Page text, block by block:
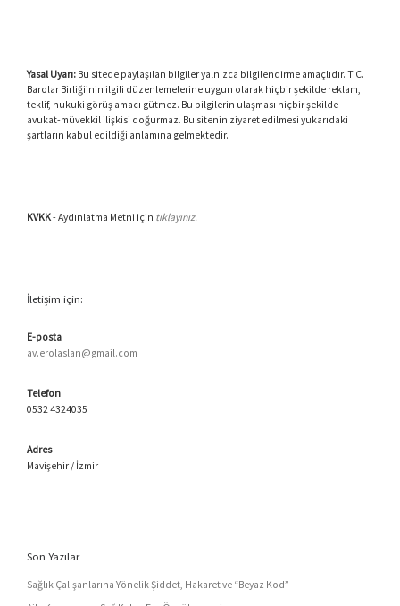
Yasal Uyarı:Bu sitede paylaşılan bilgiler yalnızca bilgilendirme amaçlıdır. T.C.
Barolar Birliği’nin ilgili düzenlemelerine uygun olarak hiçbir şekilde reklam,
teklif, hukuki görüş amacı gütmez. Bu bilgilerin ulaşması hiçbir şekilde
avukat-müvekkil ilişkisi doğurmaz. Bu sitenin ziyaret edilmesi yukarıdaki
şartların kabul edildiği anlamına gelmektedir.
KVKK- Aydınlatma Metni için tıklayınız.
İletişim için:
E-posta
av.erolaslan@gmail.com
Telefon
0532 4324035
Adres
Mavişehir / İzmir
Son Yazılar
Sağlık Çalışanlarına Yönelik Şiddet, Hakaret ve “Beyaz Kod”